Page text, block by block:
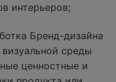
интерьеров;
Бренд-дизайна
среды
ценностные и